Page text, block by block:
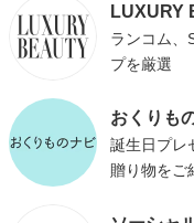
LUXURY
ランコム、
プを厳選
おくりも
誕生日プレ
贈り物をご